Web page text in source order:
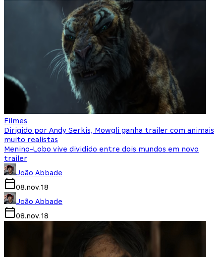
Filmes
Dirigido por Andy Serkis, Mowgli ganha trailer com animais
muito realistas
Menino-Lobo vive dividido entre dois mundos em novo
trailer
João Abbade
08.nov.18
João Abbade
08.nov.18